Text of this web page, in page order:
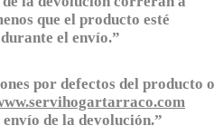
que el producto esté
el envío.”
por defectos del producto o
de la devolución.”